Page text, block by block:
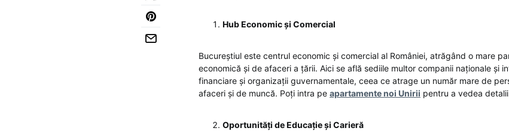
Hub Economic și Comercial
Bucureștiul este centrul economic și comercial al României, atrăgând o mare
economică și de afaceri a țării. Aici se află sediile multor companii naționale și
financiare și organizații guvernamentale, ceea ce atrage un număr mare de
afaceri și de muncă. Poți intra pe apartamente noi Unirii pentru a vedea
Oportunități de Educație și Carieră